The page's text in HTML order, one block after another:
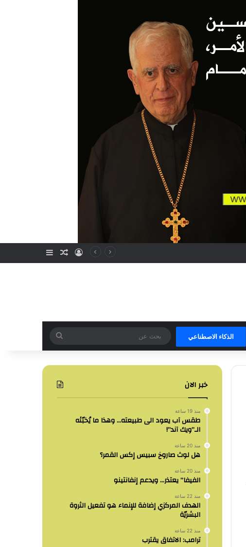
تسجيل الدخول
مقال عشوائي
إضافة عمود
الذكاء الاصطناعي
بحث
عن
خبر الان
منذ 19 ساعة
طقس آب يعود الى طبيعته… وهذا ما يُخبّئه
الـ”ويك آند”!
منذ 20 ساعة
هل لوث صاروخ سبيس إكس القمر؟
منذ 20 ساعة
الفيفا” يعتذر… ويدعم إنفانتينو
منذ 22 ساعة
الهدف المركزي إضافة للإنماء هو تفعيل الثروة
البشريّة
منذ 22 ساعة
ترامب: الاتفاق يقترب